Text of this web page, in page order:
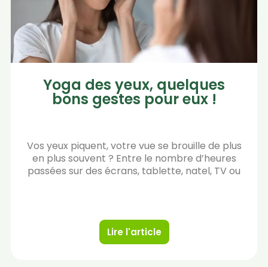
Yoga des yeux, quelques
bons gestes pour eux !
Vos yeux piquent, votre vue se brouille de plus
en plus souvent ? Entre le nombre d’heures
passées sur des écrans, tablette, natel, TV ou
Lire l'article